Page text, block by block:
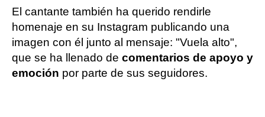
El cantante también ha querido rendirle
homenaje en su Instagram publicando una
imagen con él junto al mensaje: "Vuela alto",
que se ha llenado de comentarios de apoyo y
emoción por parte de sus seguidores.